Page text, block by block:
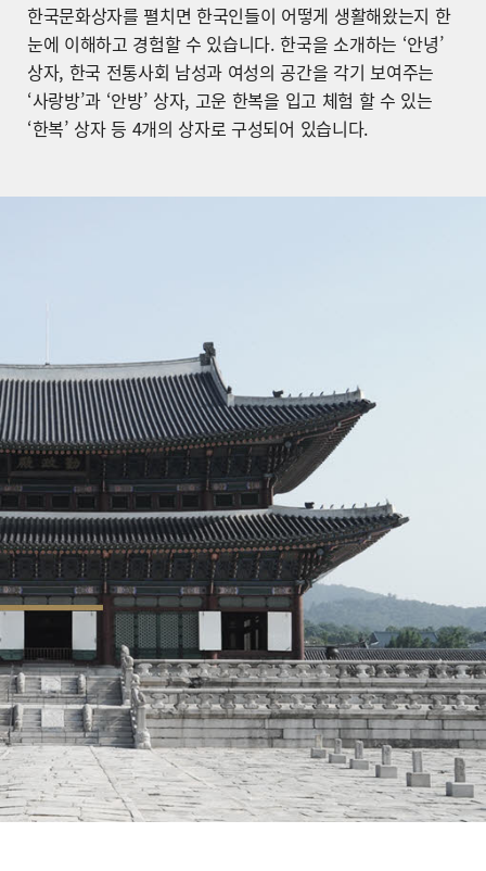
한국문화상자를 펼치면 한국인들이 어떻게 생활해왔는지 한
눈에 이해하고 경험할 수 있습니다. 한국을 소개하는 ‘안녕’
상자, 한국 전통사회 남성과 여성의 공간을 각기 보여주는
‘사랑방’과 ‘안방’ 상자, 고운 한복을 입고 체험 할 수 있는
‘한복’ 상자 등 4개의 상자로 구성되어 있습니다.